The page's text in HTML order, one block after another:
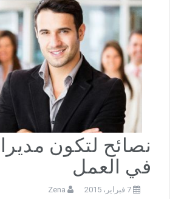
نصائح لتكون
في العمل
7 فبراير، 2015 Zena